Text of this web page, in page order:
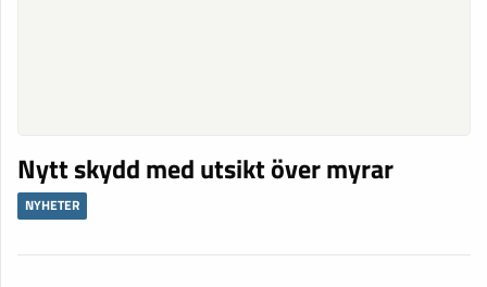
Nytt skydd med utsikt över myrar
NYHETER